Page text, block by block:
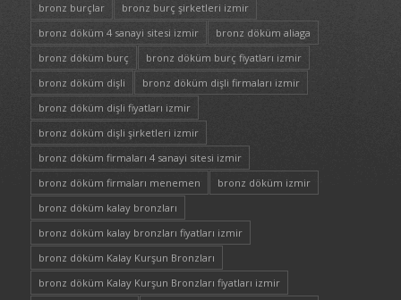
bronz burçlar
bronz burç şirketleri izmir
bronz döküm 4 sanayi sitesi izmir
bronz döküm aliaga
bronz döküm burç
bronz döküm burç fiyatları izmir
bronz döküm dişli
bronz döküm dişli firmaları izmir
bronz döküm dişli fiyatları izmir
bronz döküm dişli şirketleri izmir
bronz döküm firmaları 4 sanayi sitesi izmir
bronz döküm firmaları menemen
bronz döküm izmir
bronz döküm kalay bronzları
bronz döküm kalay bronzları fiyatları izmir
bronz döküm Kalay Kurşun Bronzları
bronz döküm Kalay Kurşun Bronzları fiyatları izmir